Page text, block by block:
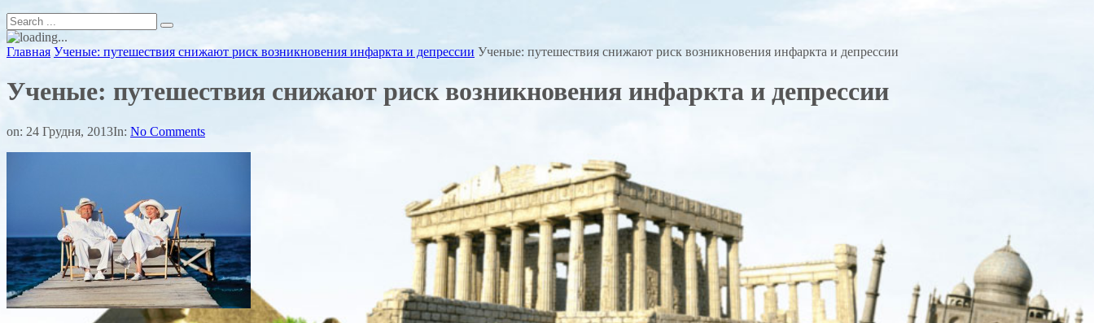
Главная Ученые: путешествия снижают риск возникновения инфаркта и депрессии Ученые: путешествия снижают риск возникновения инфаркта и депрессии
Ученые: путешествия снижают риск возникновения инфаркта и депрессии
on: 24 Грудня, 2013In: No Comments